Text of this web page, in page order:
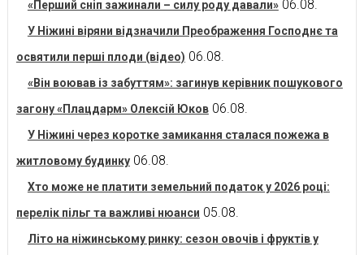
«Перший сніп зажинали – силу роду давали» 06.08.
У Ніжині віряни відзначили Преображення Господнє та
освятили перші плоди (відео) 06.08.
«Він воював із забуттям»: загинув керівник пошукового
загону «Плацдарм» Олексій Юков 06.08.
У Ніжині через коротке замикання сталася пожежа в
житловому будинку 06.08.
Хто може не платити земельний податок у 2026 році:
перелік пільг та важливі нюанси 05.08.
Літо на ніжинському ринку: сезон овочів і фруктів у